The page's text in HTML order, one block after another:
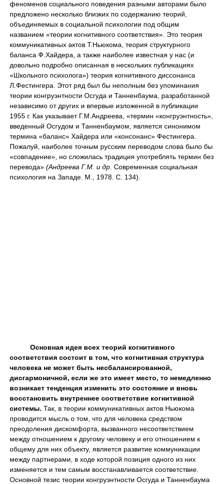
феноменов социального поведения разными авторами было
предложено несколько близких по содержанию теорий,
объединяемых в социальной психологии под общим
названием «теории когнитивного соответствия». Это теория
коммуникативных актов Т.Ньюкома, теория структурного
баланса Ф.Хайдера, а также наиболее известная у нас (и
довольно подробно описанная в нескольких публикациях
«Школьного психолога») теория когнитивного диссонанса
Л.Фестингера. Этот ряд был бы неполным без упоминания
теории конгруэнтности Осгуда и Танненбаума, разработанной
независимо от других и впервые изложенной в публикации
1955 г. Как указывает Г.М.Андреева, «термин «конгруэнтность»,
введенный Осгудом и Танненбаумом, является синонимом
термина «баланс» Хайдера или «консонанс» Фестингера.
Пожалуй, наиболее точным русским переводом слова было бы
«совпадение», но сложилась традиция употреблять термин без
перевода» (Андреева Г.М. и др . Современная социальная
психология на Западе. М., 1978. С. 134).
Основная идея всех теорий когнитивного
соответствия состоит в том, что когнитивная структура
человека не может быть несбалансированной,
дисгармоничной, если же это имеет место, то немедленно
возникает тенденция изменить это состояние и вновь
восстановить внутреннее соответствие когнитивной
системы. Так, в теории коммуникативных актов Ньюкома
проводится мысль о том, что для человека средством
преодоления дискомфорта, вызванного несоответствием
между отношением к другому человеку и его отношением к
общему для них объекту, является развитие коммуникации
между партнерами, в ходе которой позиция одного из них
изменяется и тем самым восстанавливается соответствие.
Основной тезис теории конгруэнтности Осгуда и Танненбаума